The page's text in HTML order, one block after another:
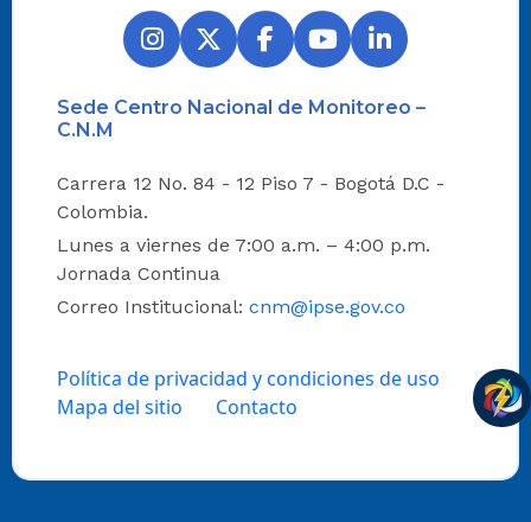
Sede Centro Nacional de Monitoreo –
C.N.M
Carrera 12 No. 84 - 12 Piso 7 - Bogotá D.C -
Colombia.
Lunes a viernes de 7:00 a.m. – 4:00 p.m.
Jornada Continua
Correo Institucional: cnm@ipse.gov.co
Política de privacidad y condiciones de uso
Mapa del sitio
Contacto